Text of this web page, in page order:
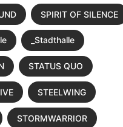
SPIRIT OF SILENCE
_Stadthalle
STATUS QUO
STEELWING
STORMWARRIOR